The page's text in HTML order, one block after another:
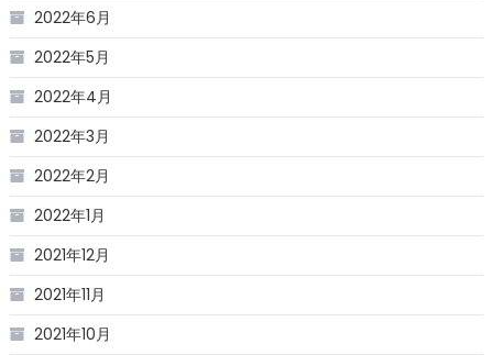
2022年6月
2022年5月
2022年4月
2022年3月
2022年2月
2022年1月
2021年12月
2021年11月
2021年10月